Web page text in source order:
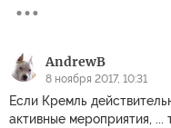
AndrewB
8 ноября 2017, 10:31
Если Кремль
активные мероприятия, ...